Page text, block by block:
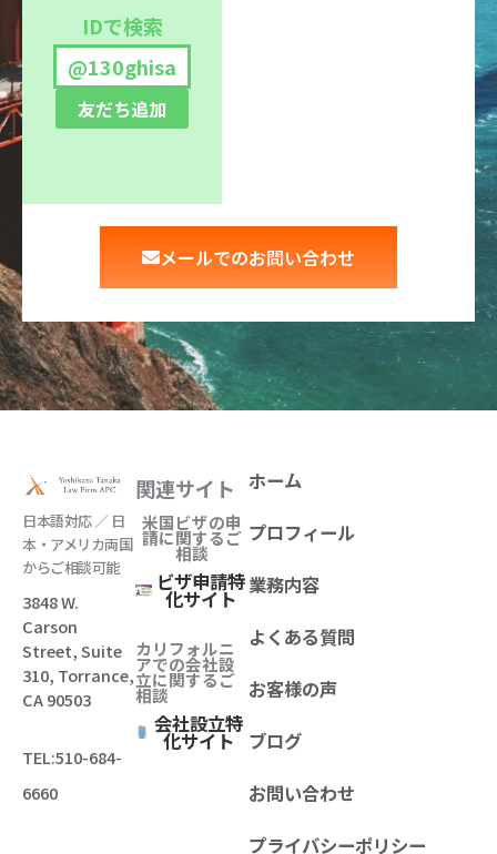
IDで検索
@130ghisa
友だち追加
メールでのお問い合わせ
日本語対応 ／ 日
本・アメリカ両国
からご相談可能
3848 W.
Carson
Street, Suite
310, Torrance,
CA 90503
TEL:510-684-
6660
関連サイト
米国ビザの申
請に関するご
相談
ビザ申請特
化サイト
カリフォルニ
アでの会社設
立に関するご
相談
会社設立特
化サイト
ホーム
プロフィール
業務内容
よくある質問
お客様の声
ブログ
お問い合わせ
プライバシーポリシー